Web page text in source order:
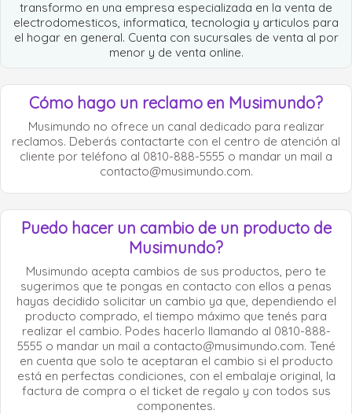
transformo en una empresa especializada en la venta de
electrodomesticos, informatica, tecnologia y articulos para
el hogar en general. Cuenta con sucursales de venta al por
menor y de venta online.
Cómo hago un reclamo en Musimundo?
Musimundo no ofrece un canal dedicado para realizar
reclamos. Deberás contactarte con el centro de atención al
cliente por teléfono al 0810-888-5555 o mandar un mail a
contacto@musimundo.com.
Puedo hacer un cambio de un producto de
Musimundo?
Musimundo acepta cambios de sus productos, pero te
sugerimos que te pongas en contacto con ellos a penas
hayas decidido solicitar un cambio ya que, dependiendo el
producto comprado, el tiempo máximo que tenés para
realizar el cambio. Podes hacerlo llamando al 0810-888-
5555 o mandar un mail a contacto@musimundo.com. Tené
en cuenta que solo te aceptaran el cambio si el producto
está en perfectas condiciones, con el embalaje original, la
factura de compra o el ticket de regalo y con todos sus
componentes.